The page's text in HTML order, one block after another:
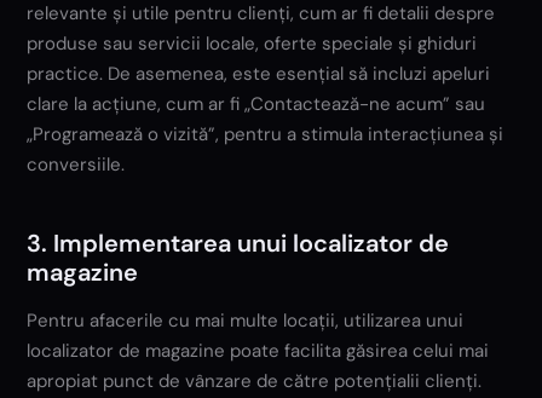
relevante și utile pentru clienți, cum ar fi detalii despre
produse sau servicii locale, oferte speciale și ghiduri
practice. De asemenea, este esențial să incluzi apeluri
clare la acțiune, cum ar fi „Contactează-ne acum” sau
„Programează o vizită”, pentru a stimula interacțiunea și
conversiile.
3. Implementarea unui localizator de
magazine
Pentru afacerile cu mai multe locații, utilizarea unui
localizator de magazine poate facilita găsirea celui mai
apropiat punct de vânzare de către potențialii clienți.